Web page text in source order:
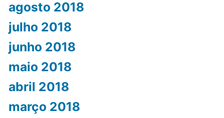
agosto 2018
julho 2018
junho 2018
maio 2018
abril 2018
março 2018